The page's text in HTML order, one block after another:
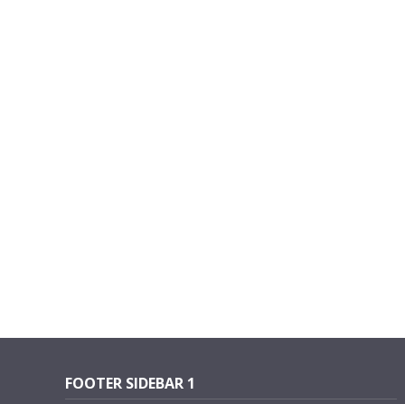
FOOTER SIDEBAR 1